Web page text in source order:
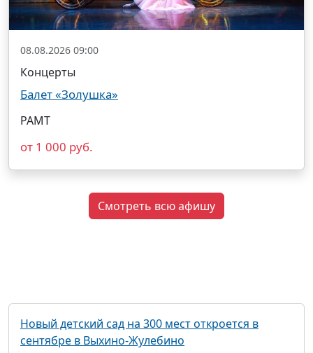
08.08.2026 09:00
Концерты
Балет «Золушка»
РАМТ
от 1 000 руб.
Смотреть всю афишу
Новый детский сад на 300 мест откроется в
сентябре в Выхино-Жулебино